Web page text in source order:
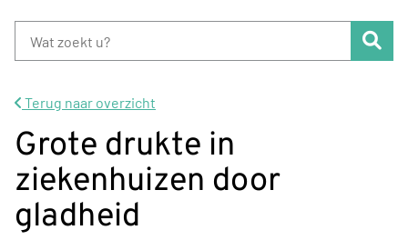
Terug naar overzicht
Grote drukte in
ziekenhuizen door
gladheid